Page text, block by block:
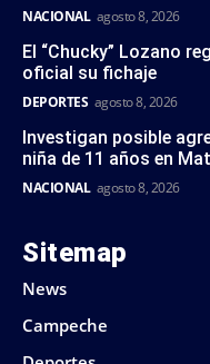
NACIONAL agosto 8, 2026
El “Chucky” Lozano
oficial su fichaje
DEPORTES agosto 8, 2026
Investigan posible
niña de 11 años en
NACIONAL agosto 8, 2026
Sitemap
News
Campeche